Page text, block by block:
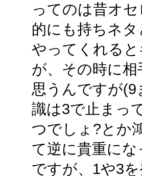
ってのは昔オ
的にも持ちネ
やってくれる
が、その時に
思うんですが
識は3で止まっ
つでしょ?とか
て逆に貴重に
ですが、1や3